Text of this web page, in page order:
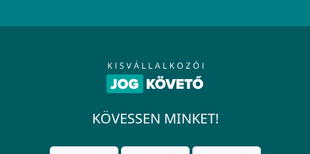
KÖVESSEN MINKET!